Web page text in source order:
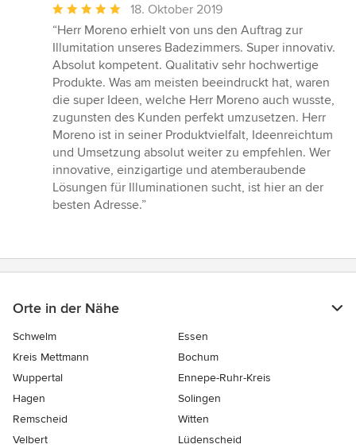
Durchschnittliche
Bewertung:
5
von
5
Sternen
18. Oktober 2019
“Herr Moreno erhielt von uns den Auftrag zur
Illumitation unseres Badezimmers. Super innovativ.
Absolut kompetent. Qualitativ sehr hochwertige
Produkte. Was am meisten beeindruckt hat, waren
die super Ideen, welche Herr Moreno auch wusste,
zugunsten des Kunden perfekt umzusetzen. Herr
Moreno ist in seiner Produktvielfalt, Ideenreichtum
und Umsetzung absolut weiter zu empfehlen. Wer
innovative, einzigartige und atemberaubende
Lösungen für Illuminationen sucht, ist hier an der
besten Adresse.”
Orte in der Nähe
Schwelm
Essen
Kreis Mettmann
Bochum
Wuppertal
Ennepe-Ruhr-Kreis
Hagen
Solingen
Remscheid
Witten
Velbert
Lüdenscheid